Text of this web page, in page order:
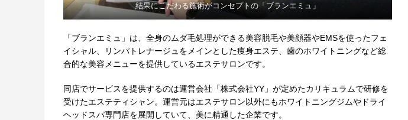
結果にこだわる施術がコンセプトの「ブランエミュ」
「ブランエミュ」は、全身のムダ毛処理ができる美容脱毛や美顔器やEMSを使ったフェ
イシャル、リンパトレナージュをメインとした痩身エステ、歯のホワイトニングなど総
合的な美容メニューを提供しているエステサロンです。
同店でサービスを提供するのは運営会社「株式会社YY」が定めたカリキュラムで研修を
受けたエステティシャン。運営元はエステサロン以外にもホワイトニングジムやドライ
ヘッドスパ専門店を展開していて、美に精通した企業です。